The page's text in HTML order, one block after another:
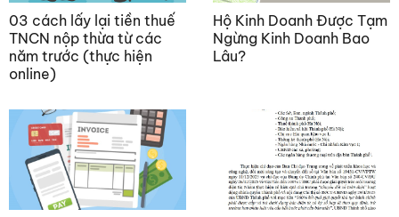
03 cách lấy lại tiền thuế
TNCN nộp thừa từ các
năm trước (thực hiện
online)
Hộ Kinh Doanh Được Tạm
Ngừng Kinh Doanh Bao
Lâu?